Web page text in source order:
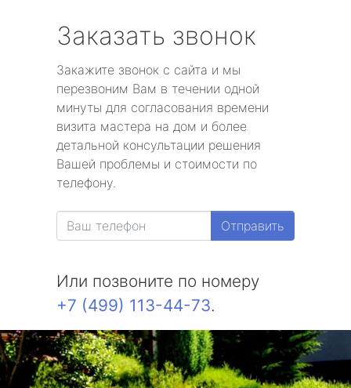
Заказать звонок
Закажите звонок с сайта и мы
перезвоним Вам в течении одной
минуты для согласования времени
визита мастера на дом и более
детальной консультации решения
Вашей проблемы и стоимости по
телефону.
Отправить
Или позвоните по номеру
+7 (499) 113-44-73.